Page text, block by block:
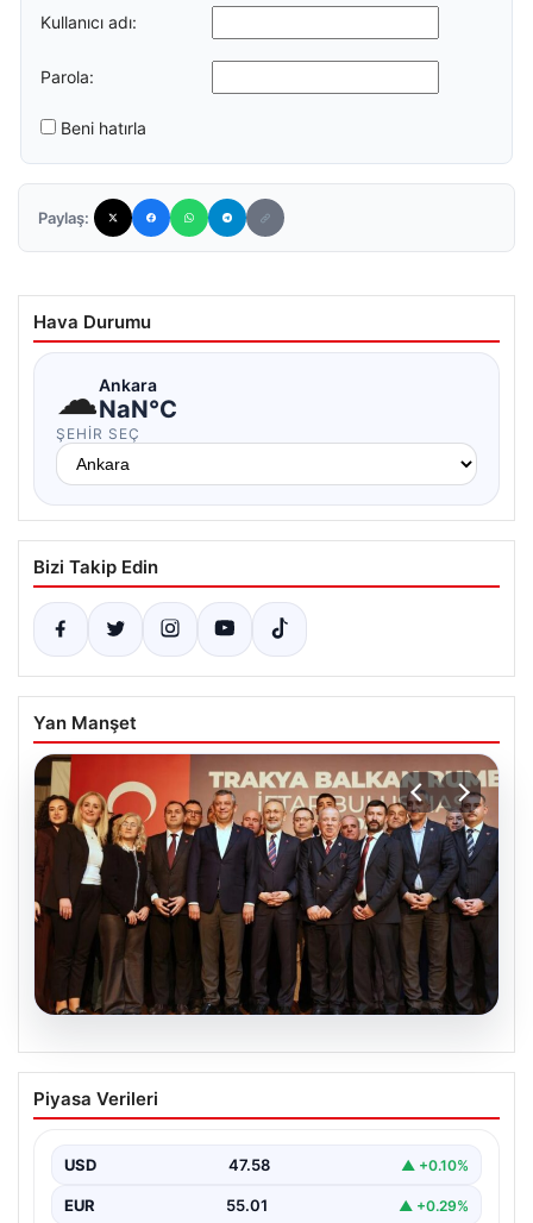
Kullanıcı adı:
Parola:
Beni hatırla
Paylaş:
Hava Durumu
☁Ankara
NaN°C
ŞEHIR SEÇ
Bizi Takip Edin
Yan Manşet
05.08.2026
Gözler İstanbul’a çevrildi, bir belediye
başkanından daha açıklama geldi. “Yeni
{"title": "İstanbul'da Siyasi Gelişmeler ve Belediye
dönemde yaşanan siyasi…
Piyasa Verileri
USD 47.58 ▲ +0.10%
EUR 55.01 ▲ +0.29%